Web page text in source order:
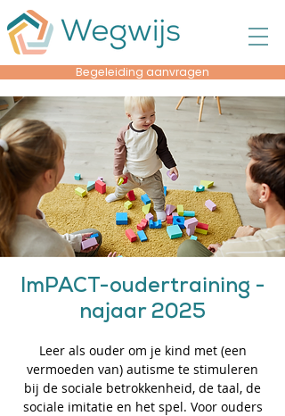
Begeleiding aanvragen
ImPACT-oudertraining -
najaar 2025
Leer als ouder om je kind met (een
vermoeden van) autisme te stimuleren
bij de sociale betrokkenheid, de taal, de
sociale imitatie en het spel. Voor ouders